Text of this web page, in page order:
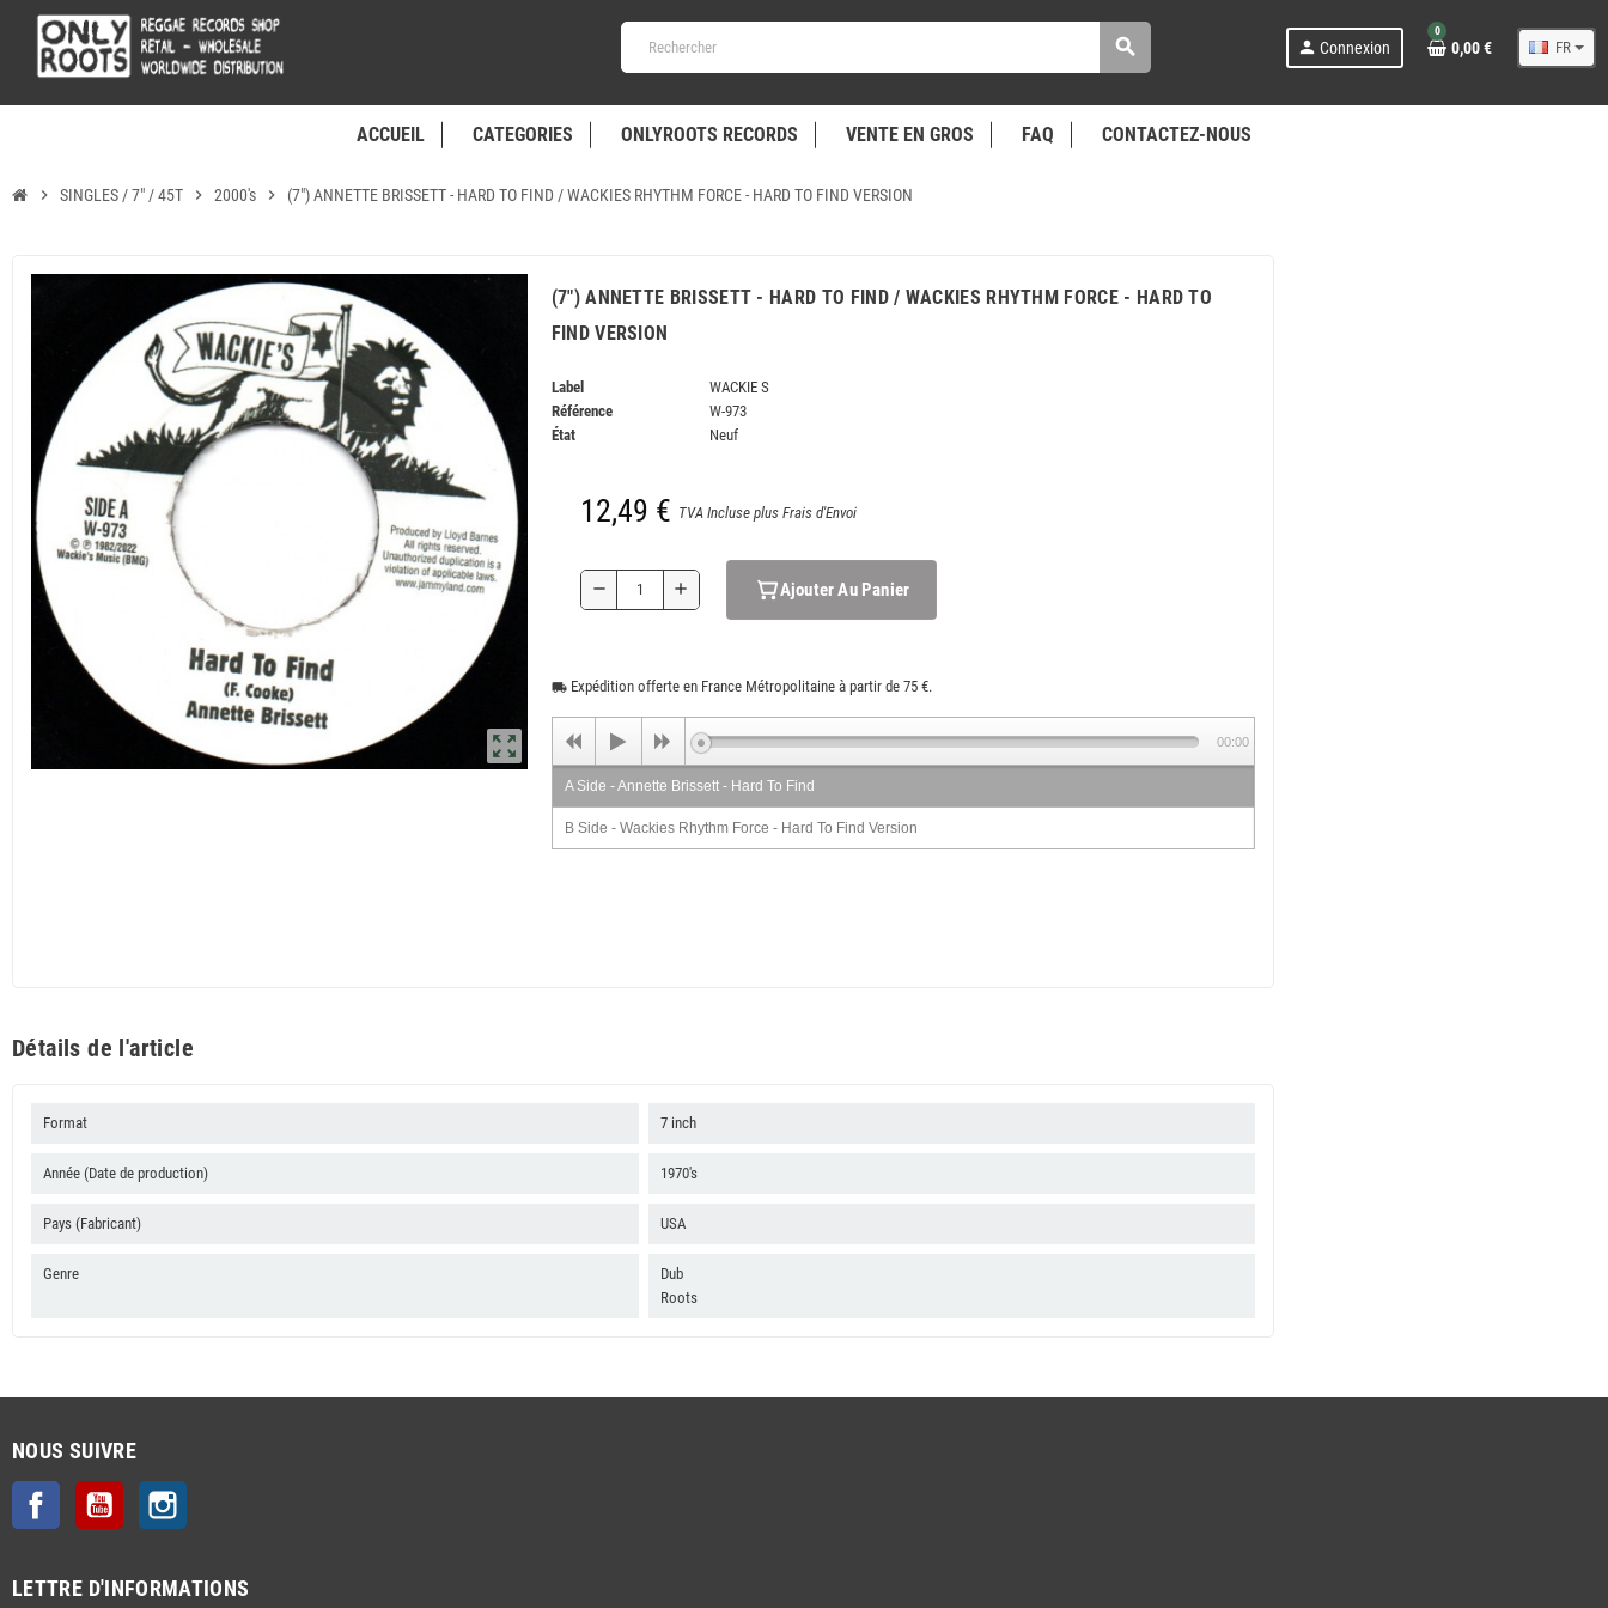
search person Connexion
0
0,00 € FR
ACCUEIL CATEGORIES ONLYROOTS RECORDS VENTE EN GROS FAQ CONTACTEZ-NOUS
chevron_right SINGLES / 7" / 45T chevron_right 2000's chevron_right (7") ANNETTE BRISSETT - HARD TO FIND / WACKIES RHYTHM FORCE - HARD TO FIND VERSION
zoom_out_map
(7") ANNETTE BRISSETT - HARD TO FIND / WACKIES RHYTHM FORCE - HARD TO
FIND VERSION
Label
WACKIE S
Référence
W-973
État
Neuf
12,49 € TVA Incluse plus Frais d'Envoi
remove add Ajouter Au Panier
local_shippingExpédition offerte en France Métropolitaine à partir de 75 €.
A Side - Annette Brissett - Hard To Find
B Side - Wackies Rhythm Force - Hard To Find Version
00:00
Détails de l'article
Format 7 inch
Année (Date de production) 1970's
Pays (Fabricant) USA
Genre
Dub
Roots
NOUS SUIVRE
Facebook YouTube
LETTRE D'INFORMATIONS